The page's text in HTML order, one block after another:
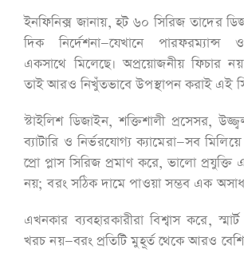
ইনফিনিক্স জানায়, হট ৬০ সিরিজ তাদের
দিক নির্দেশনা—যেখানে পারফরম্যান্স
একসাথে মিলেছে। অপ্রয়োজনীয় ফিচার
তাই আরও নিখুঁতভাবে উপস্থাপন করাই এই
স্টাইলিশ ডিজাইন, শক্তিশালী প্রসেসর,
ব্যাটারি ও নির্ভরযোগ্য ক্যামেরা—সব
প্রো প্লাস সিরিজ প্রমাণ করে, ভালো
নয়; বরং সঠিক দামে পাওয়া সম্ভব এক
এখনকার ব্যবহারকারীরা বিশ্বাস করে,
খরচ নয়—বরং প্রতিটি মুহূর্ত থেকে আরও